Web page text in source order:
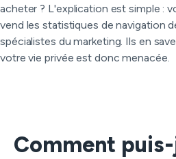
acheter ? L'explication est simple :
vend les statistiques de navigation
spécialistes du marketing. Ils en
votre vie privée est donc menacée.
Comment